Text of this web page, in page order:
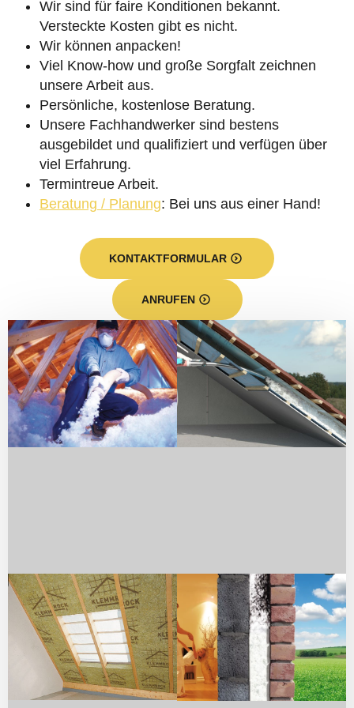
Wir sind für faire Konditionen bekannt.
Versteckte Kosten gibt es nicht.
Wir können anpacken!
Viel Know-how und große Sorgfalt zeichnen
unsere Arbeit aus.
Persönliche, kostenlose Beratung.
Unsere Fachhandwerker sind bestens
ausgebildet und qualifiziert und verfügen über
viel Erfahrung.
Termintreue Arbeit.
Beratung / Planung: Bei uns aus einer Hand!
KONTAKTFORMULAR
ANRUFEN